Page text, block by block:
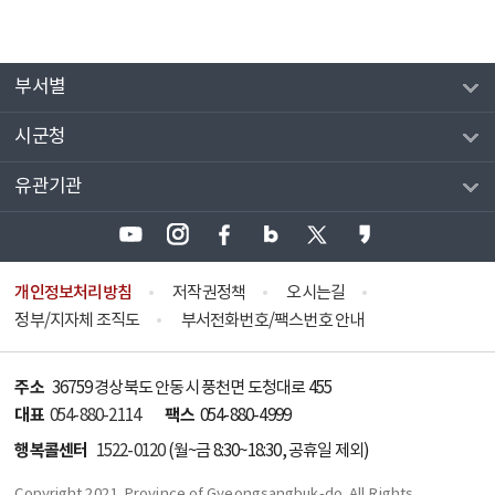
부서별
시군청
유관기관
개인정보처리방침 저작권정책
오시는길
정부/지자체 조직도
부서전화번호/팩스번호 안내
주소 36759 경상북도 안동시 풍천면 도청대로 455
대표 054-880-2114 팩스 054-880-4999
행복콜센터 1522-0120(월~금 8:30~18:30, 공휴일 제외)